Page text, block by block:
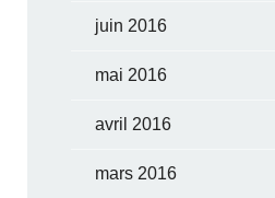
juin 2016
mai 2016
avril 2016
mars 2016